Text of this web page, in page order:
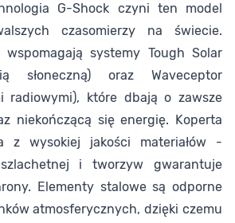
G-Shock czyni ten model
czasomierzy na świecie.
wspomagają systemy Tough Solar
słoneczną) oraz Waveceptor
radiowymi), które dbają o zawsze
niekończącą się energię. Koperta
z wysokiej jakości materiałów -
szlachetnej i tworzyw gwarantuje
Elementy stalowe są odporne
atmosferycznych, dzięki czemu